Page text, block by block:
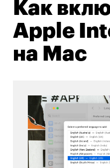
Как
Apple
на Mac